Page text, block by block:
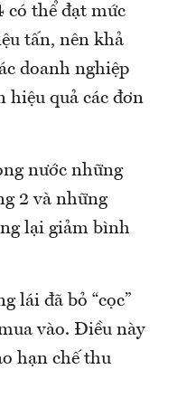
có thể đạt mức
tấn, nên khả
doanh nghiệp
hiệu quả các đơn
nước những
2 và những
lại giảm bình
lái đã bỏ “cọc”
vào. Điều này
hạn chế thu